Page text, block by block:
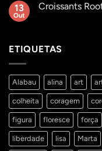
Coleção
13
Out
Croissants
Roots
ETIQUETAS
Alabau alina art
colheita coragem
figura floresce força
liberdade lisa Marta